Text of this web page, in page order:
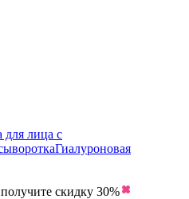
для лица с
Гиалуроновая
скидку 30%